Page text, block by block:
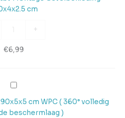
Gevelbekleding
cm
cm
+
€6,99
TEAK
HOEKPROFIEL
cm WPC ( 360° volledig
beschermlaag )